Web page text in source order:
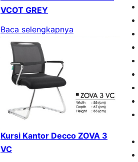
VCOT GREY
Baca selengkapnya
Kursi Kantor Decco ZOVA 3
VC